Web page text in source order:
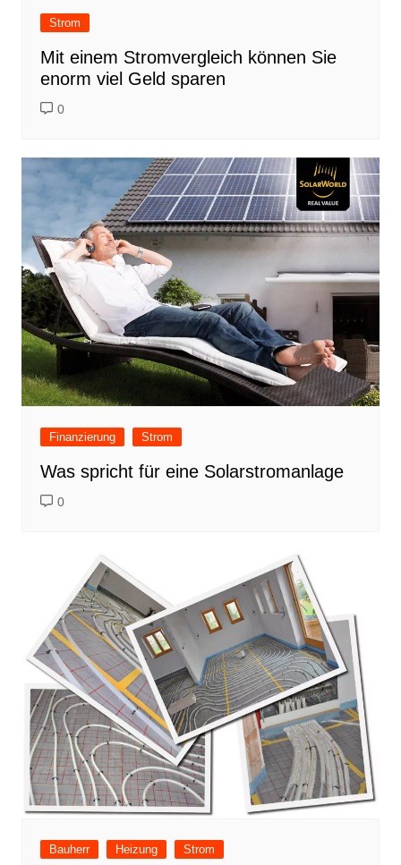
Strom
Mit einem Stromvergleich können Sie
enorm viel Geld sparen
0
Finanzierung Strom
Was spricht für eine Solarstromanlage
0
Bauherr Heizung Strom